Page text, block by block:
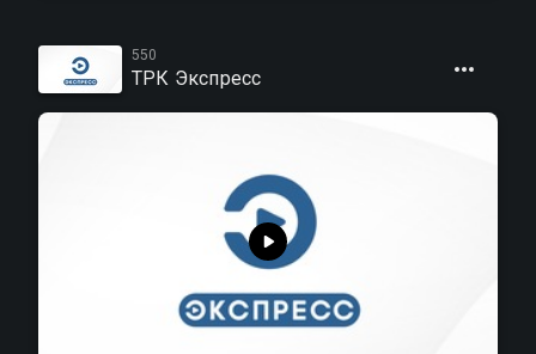
550
ТРК Экспресс